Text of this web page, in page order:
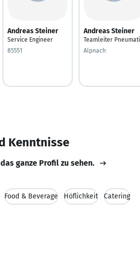
Andreas Steiner
Service Engineer
85551
Andreas Steiner
Teamleiter
Alpnach
Kenntnisse
ganze Profil zu sehen.
Food & Beverage Höflichkeit Catering